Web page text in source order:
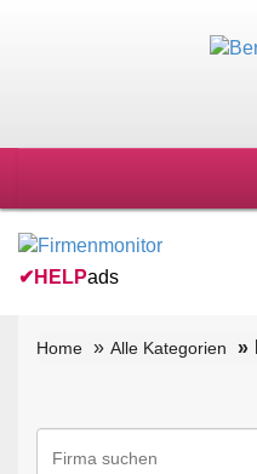
✔ HELPads
Home Alle Kategorien